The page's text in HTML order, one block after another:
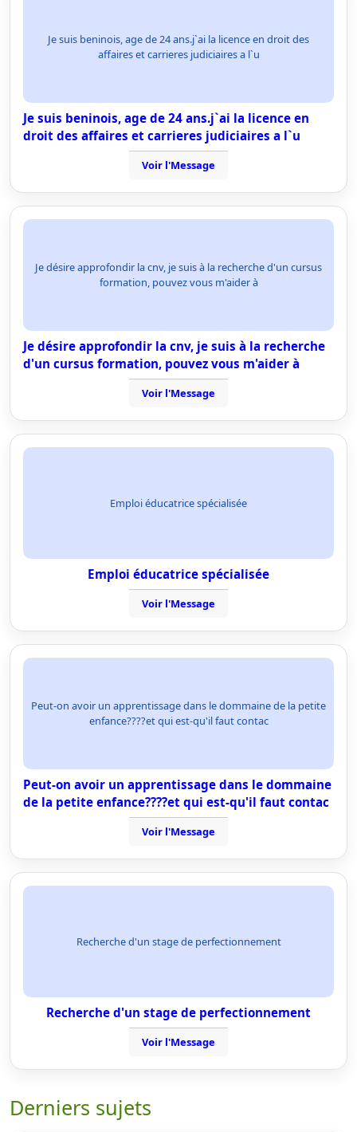
Je suis beninois, age de 24 ans.j`ai la licence en droit des
affaires et carrieres judiciaires a l`u
Je suis beninois, age de 24 ans.j`ai la licence en
droit des affaires et carrieres judiciaires a l`u
Voir l'Message
Je désire approfondir la cnv, je suis à la recherche d'un cursus
formation, pouvez vous m'aider à
Je désire approfondir la cnv, je suis à la recherche
d'un cursus formation, pouvez vous m'aider à
Voir l'Message
Emploi éducatrice spécialisée
Emploi éducatrice spécialisée
Voir l'Message
Peut-on avoir un apprentissage dans le dommaine de la petite
enfance????et qui est-qu'il faut contac
Peut-on avoir un apprentissage dans le dommaine
de la petite enfance????et qui est-qu'il faut contac
Voir l'Message
Recherche d'un stage de perfectionnement
Recherche d'un stage de perfectionnement
Voir l'Message
Derniers sujets